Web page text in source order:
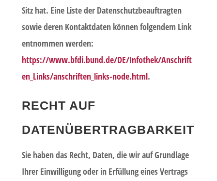
Sitz hat. Eine Liste der Datenschutzbeauftragten
sowie deren Kontaktdaten können folgendem Link
entnommen werden:
https://www.bfdi.bund.de/DE/Infothek/Anschrift
en_Links/anschriften_links-node.html.
RECHT AUF
DATENÜBERTRAGBARKEIT
Sie haben das Recht, Daten, die wir auf Grundlage
Ihrer Einwilligung oder in Erfüllung eines Vertrags